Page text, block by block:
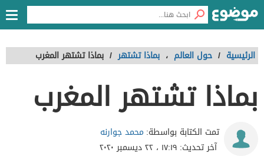
الرئيسية / حول العالم ، بماذا تشتهر / بماذا تشتهر المغرب
بماذا تشتهر المغرب
تمت الكتابة بواسطة: محمد جوارنه
آخر تحديث: ١٧:١٩ ، ٢٢ ديسمبر ٢٠٢٠